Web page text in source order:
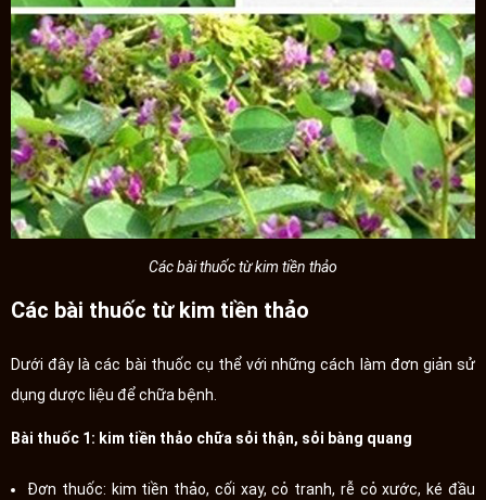
Các bài thuốc từ kim tiền thảo
Các bài thuốc từ kim tiền thảo
Dưới đây là các bài thuốc cụ thể với những cách làm đơn giản sử
dụng dược liệu để chữa bệnh.
Bài thuốc 1: kim tiền thảo chữa sỏi thận, sỏi bàng quang
Đơn thuốc: kim tiền thảo, cối xay, cỏ tranh, rễ cỏ xước, ké đầu